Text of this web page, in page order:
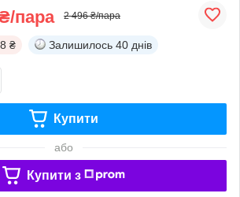
пара 2 496 ₴/пара
₴ Залишилось 40 днів
Купити
або
Купити з